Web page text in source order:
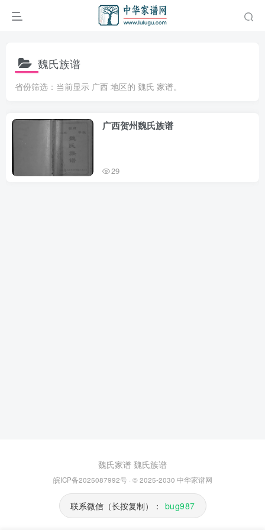
魏氏族谱
省份筛选：当前显示 广西 地区的 魏氏 家谱。
广西贺州魏氏族谱
29
魏氏家谱 魏氏族谱
皖ICP备2025087992号· © 2025-2030 中华家谱网
联系微信（长按复制）： bug987